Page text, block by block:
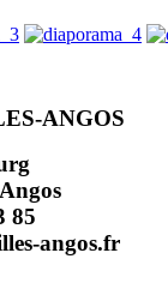
ANGOS
85
angos.fr